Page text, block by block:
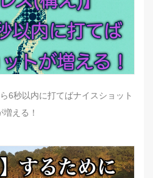
6秒以内に打てばナイスショット
増える！